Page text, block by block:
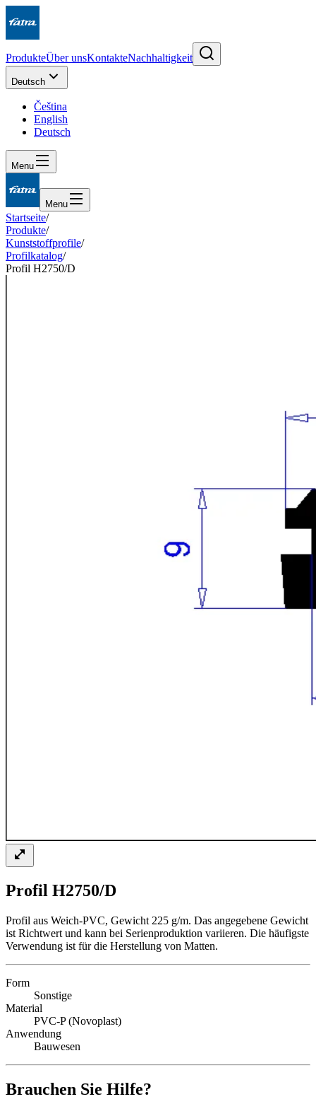
ProdukteÜber unsKontakteNachhaltigkeit
Deutsch
Čeština
English
Deutsch
Menu
Menu
Startseite/
Produkte/
Kunststoffprofile/
Profilkatalog/
Profil H2750/D
Profil H2750/D
Profil aus Weich-PVC, Gewicht 225 g/m. Das angegebene Gewicht
ist Richtwert und kann bei Serienproduktion variieren. Die häufigste
Verwendung ist für die Herstellung von Matten.
Form
Sonstige
Material
PVC-P (Novoplast)
Anwendung
Bauwesen
Brauchen Sie Hilfe?